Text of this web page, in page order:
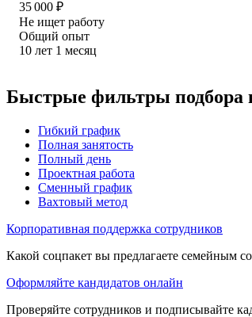
35 000 ₽
Не ищет работу
Общий опыт
10 лет 1 месяц
Быстрые фильтры подбора
Гибкий график
Полная занятость
Полный день
Проектная работа
Сменный график
Вахтовый метод
Корпоративная поддержка сотрудников
Какой соцпакет вы предлагаете семейным
Оформляйте кандидатов онлайн
Проверяйте сотрудников и подписывайте